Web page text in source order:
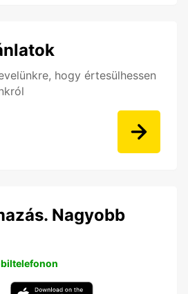
hogy értesülhessen
Nagyobb